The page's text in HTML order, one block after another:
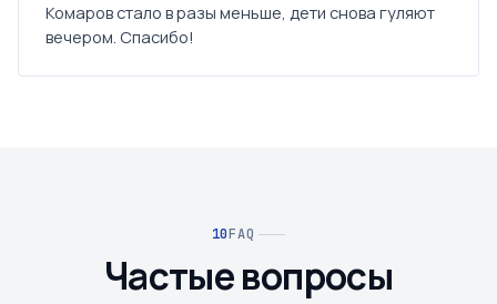
Комаров стало в разы меньше, дети снова гуляют
вечером. Спасибо!
FAQ
Частые вопросы